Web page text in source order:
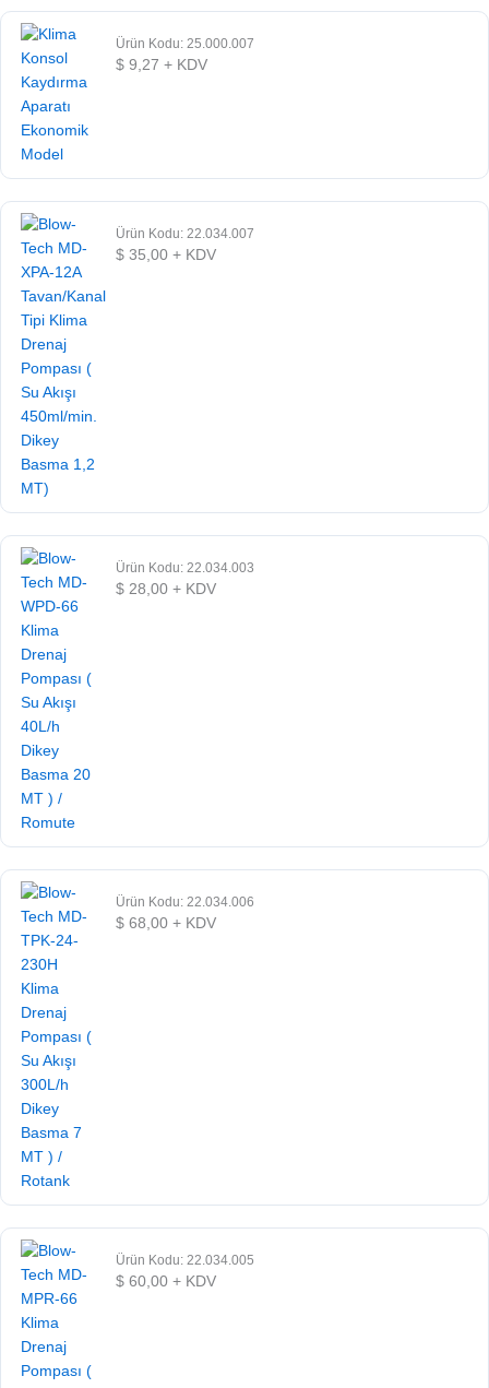
Ürün Kodu: 25.000.007
$ 9,27 + KDV
Ürün Kodu: 22.034.007
$ 35,00 + KDV
Ürün Kodu: 22.034.003
$ 28,00 + KDV
Ürün Kodu: 22.034.006
$ 68,00 + KDV
Ürün Kodu: 22.034.005
$ 60,00 + KDV